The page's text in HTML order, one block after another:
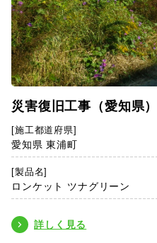
災害復旧工事（愛知県）
[施工都道府県]
愛知県 東浦町
[製品名]
ロンケット ツナグリーン
詳しく見る